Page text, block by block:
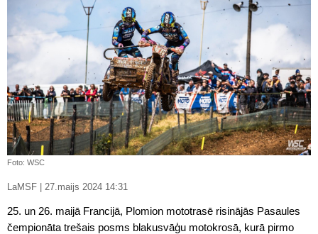
Foto: WSC
LaMSF | 27.maijs 2024 14:31
25. un 26. maijā Francijā, Plomion mototrasē risinājās Pasaules
čempionāta trešais posms blakusvāģu motokrosā, kurā pirmo